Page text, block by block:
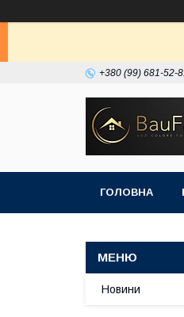
+380 (99) 681-52-
ГОЛОВНА
Новини